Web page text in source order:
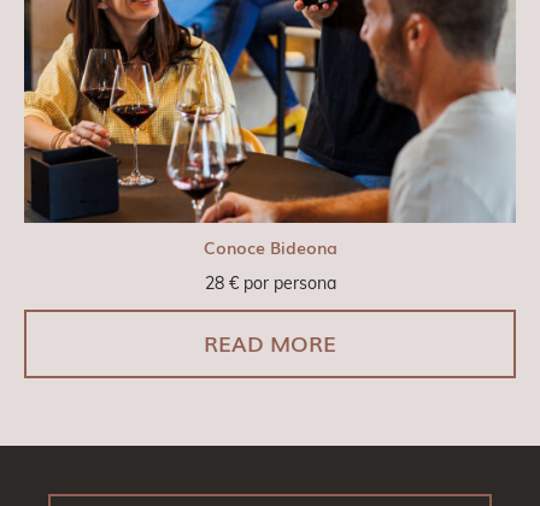
Conoce Bideona
28 €por persona
READ MORE